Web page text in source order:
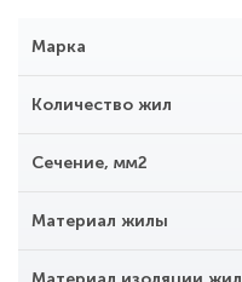
Марка
Количество жил
Сечение, мм2
Материал жилы